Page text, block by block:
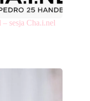
– sesja Cha.i.nel